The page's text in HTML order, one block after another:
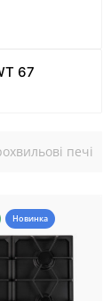
67
печі
Новинка